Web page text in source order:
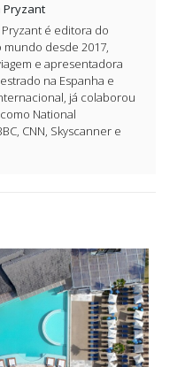
Pryzant
é editora do
mundo desde 2017,
e apresentadora
na Espanha e
já colaborou
National
CNN, Skyscanner e